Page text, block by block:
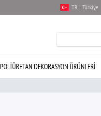
TR | Türkiye
POLIÜRETAN DEKORASYON ÜRÜNLERI